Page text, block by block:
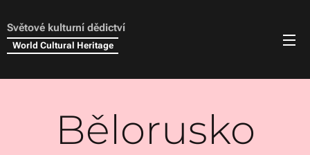
Světové kulturní dědictví
World Cultural Heritage
Bělorusko